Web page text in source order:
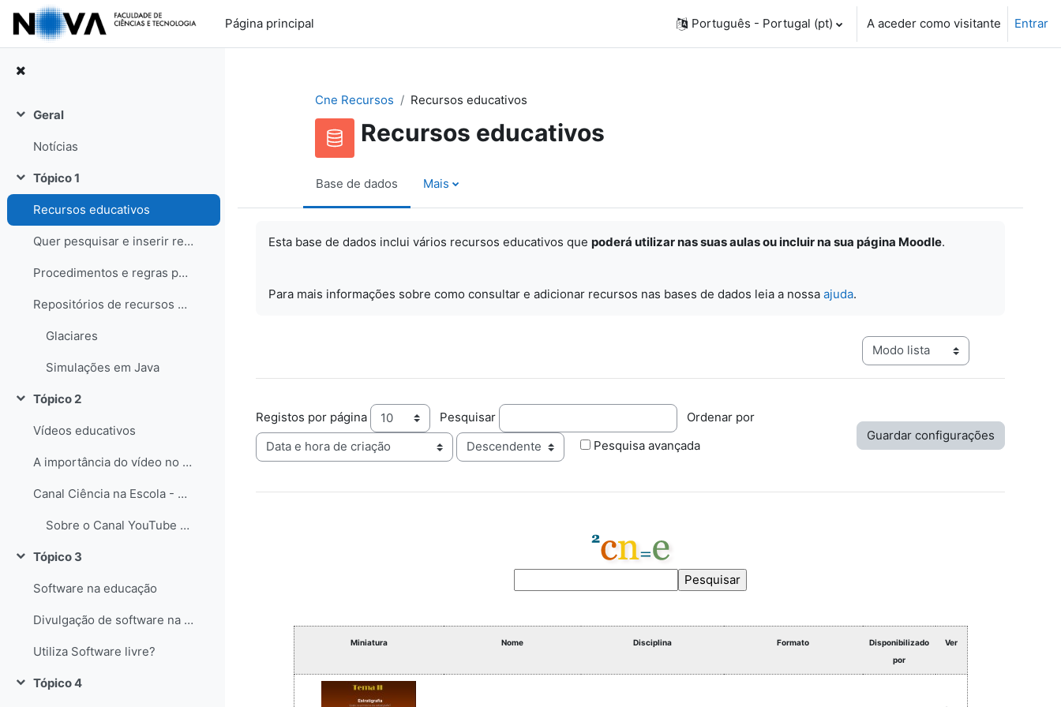
Ir para o conteúdo principal
Página principal
Português - Portugal ‎(pt)‎ A aceder como visitante Entrar
Contrair
Geral
Notícias
Contrair
Tópico 1
Recursos educativos
Quer pesquisar e inserir recursos? Saiba como!
Procedimentos e regras para os recursos
Repositórios de recursos educativos
Glaciares
Simulações em Java
Contrair
Tópico 2
Vídeos educativos
A importância do vídeo no Ensino das Ciências
Canal Ciência na Escola - YouTube
Sobre o Canal YouTube Ciência na Escola
Contrair
Tópico 3
Software na educação
Divulgação de software na educação
Utiliza Software livre?
Contrair
Tópico 4
Cne Recursos Recursos educativos
Recursos educativos
Base de dados Mais
Esta base de dados inclui vários recursos educativos que poderá utilizar nas suas aulas ou incluir na sua página Moodle.
Para mais informações sobre como consultar e adicionar recursos nas bases de dados leia a nossa ajuda.
Navegação terciária do modo de visualização
Registos por página Pesquisar
Ordenar por
Ordem
Pesquisa avançada
Miniatura Nome Disciplina Formato
Disponibilizado
por
Ver